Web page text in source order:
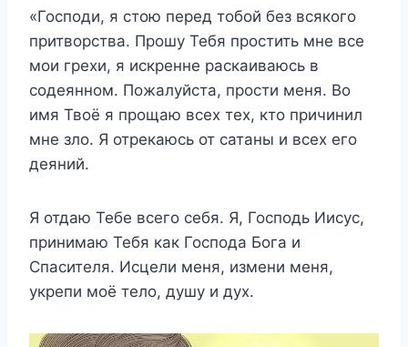
«Господи, я стою перед тобой без всякого
притворства. Прошу Тебя простить мне все
мои грехи, я искренне раскаиваюсь в
содеянном. Пожалуйста, прости меня. Во
имя Твоё я прощаю всех тех, кто причинил
мне зло. Я отрекаюсь от сатаны и всех его
деяний.
Я отдаю Тебе всего себя. Я, Господь Иисус,
принимаю Тебя как Господа Бога и
Спасителя. Исцели меня, измени меня,
укрепи моё тело, душу и дух.